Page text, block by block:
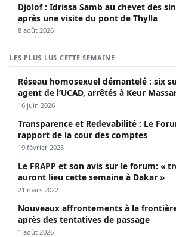
Djolof : Idrissa Samb au chevet des
après une visite du pont de Thylla
8 août 2026
LES PLUS LUS CETTE SEMAINE
Réseau homosexuel démantelé : six
agent de l’UCAD, arrêtés à Keur
propagé le VIH depuis 2018
16 juin 2026
Transparence et Redevabilité : Le
rapport de la cour des comptes
19 février 2025
Le FRAPP et son avis sur le forum: «
auront lieu cette semaine à Dakar »
21 mars 2022
Nouveaux affrontements à la
après des tentatives de passage
1 août 2026